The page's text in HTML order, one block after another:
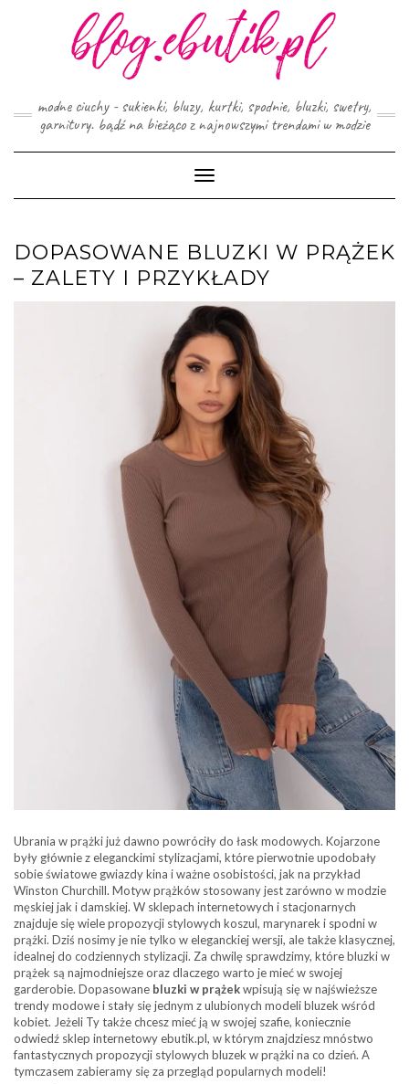
modne ciuchy - sukienki, bluzy, kurtki, spodnie, bluzki, swetry,
garnitury. bądź na bieżąco z najnowszymi trendami w modzie
Toggle
Navigation
DOPASOWANE BLUZKI W PRĄŻEK
– ZALETY I PRZYKŁADY
Ubrania w prążki już dawno powróciły do łask modowych. Kojarzone
były głównie z eleganckimi stylizacjami, które pierwotnie upodobały
sobie światowe gwiazdy kina i ważne osobistości, jak na przykład
Winston Churchill. Motyw prążków stosowany jest zarówno w modzie
męskiej jak i damskiej. W sklepach internetowych i stacjonarnych
znajduje się wiele propozycji stylowych koszul, marynarek i spodni w
prążki. Dziś nosimy je nie tylko w eleganckiej wersji, ale także klasycznej,
idealnej do codziennych stylizacji. Za chwilę sprawdzimy, które bluzki w
prążek są najmodniejsze oraz dlaczego warto je mieć w swojej
garderobie. Dopasowane bluzki w prążekwpisują się w najświeższe
trendy modowe i stały się jednym z ulubionych modeli bluzek wśród
kobiet. Jeżeli Ty także chcesz mieć ją w swojej szafie, koniecznie
odwiedź sklep internetowy ebutik.pl, w którym znajdziesz mnóstwo
fantastycznych propozycji stylowych bluzek w prążki na co dzień. A
tymczasem zabieramy się za przegląd popularnych modeli!